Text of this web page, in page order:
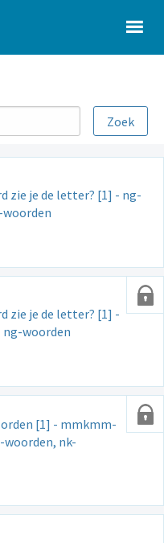
zie je de letter? [1] - ng-
zie je de letter? [1] -
ng-woorden
[1] - mmkmm-
nk-